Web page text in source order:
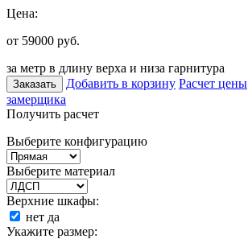
Цена:
от 59000 руб.
за метр в длину верха и низа гарнитура
Заказать Добавить в корзину Расчет цены
замерщика
Получить расчет
Выберите конфигурацию
Выберите материал
Верхние шкафы:
нет да
Укажите размер: